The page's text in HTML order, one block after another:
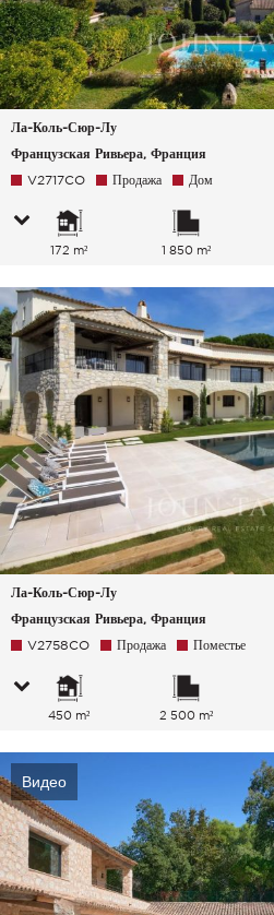
Ла-Коль-Сюр-Лу
Французская Ривьера, Франция
V2717CO Продажа Дом
172 m² 1 850 m²
Ла-Коль-Сюр-Лу
Французская Ривьера, Франция
V2758CO Продажа Поместье
450 m² 2 500 m²
Видео